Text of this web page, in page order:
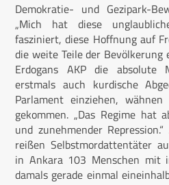
Demokratie- und Gezipark-
„Mich hat diese
fasziniert, diese Hoffnung auf
die weite Teile der Bevölkerung
Erdogans AKP die
erstmals auch kurdische
Parlament einziehen,
gekommen. „Das Regime hat
und zunehmender
reißen Selbstmordattentäter
in Ankara 103 Menschen mit
damals gerade einmal